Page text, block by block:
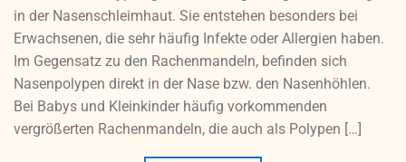
in der Nasenschleimhaut. Sie entstehen besonders bei
Erwachsenen, die sehr häufig Infekte oder Allergien haben.
Im Gegensatz zu den Rachenmandeln, befinden sich
Nasenpolypen direkt in der Nase bzw. den Nasenhöhlen.
Bei Babys und Kleinkinder häufig vorkommenden
vergrößerten Rachenmandeln, die auch als Polypen […]